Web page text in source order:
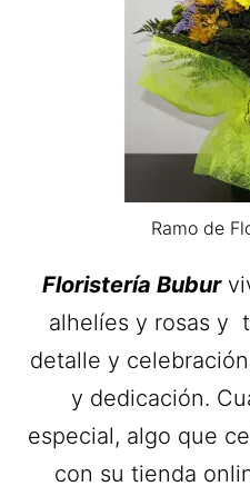
Ramo de
Floristería Bubur
alhelíes y rosas y
detalle y
y dedicación.
especial, algo que
con su tienda